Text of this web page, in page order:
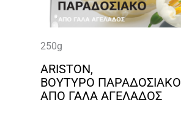
250g
ARISTON,
ΒΟΥΤΥΡΟ ΠΑΡΑΔΟΣΙΑΚΟ
ΑΠΟ ΓΑΛΑ ΑΓΕΛΑΔΟΣ